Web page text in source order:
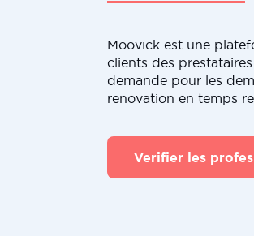
Moovick est une
clients des
demande pour les
renovation en temps
Verifier les